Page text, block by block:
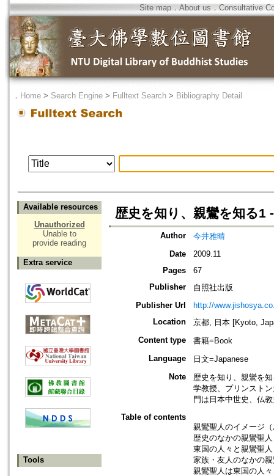
Site map．About us ． Consultative
． Home > Search Engine > Fulltext Search > Bibliography Detail
Available resources
Unauthorized
Unable to
provide reading
Extra service
Tools
歴史を知り、親鸞を知る1
Author
今井雅晴
Date
2009.11
Pages
67
Publisher
自照社出版
Publisher Url
http://
Location
京都, 日本 [Kyoto,
Content type
書籍=Book
Language
日文=Japanese
Note
歴史を知り、親鸞を
学教授、プリンスト
門は日本中世史、仏
Table of contents
親鸞聖人のイメージ
歴史のなかの親鸞聖
東国の人々と親鸞聖
家族・友人のなかの
親鸞聖人は東国の人